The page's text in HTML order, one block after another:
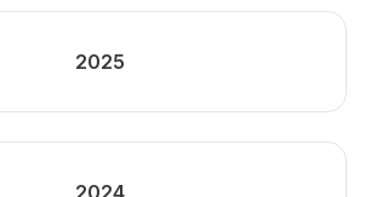
2025
2024